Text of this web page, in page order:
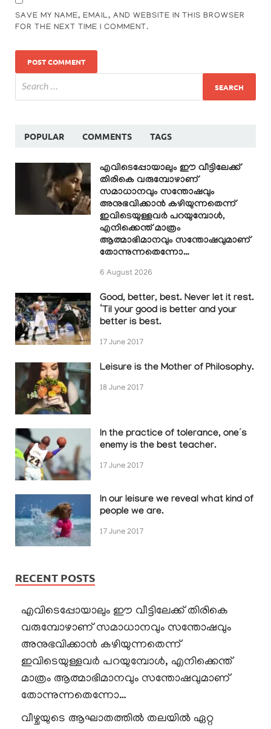
SAVE MY NAME, EMAIL, AND WEBSITE IN THIS BROWSER
FOR THE NEXT TIME I COMMENT.
POPULAR COMMENTS TAGS
എവിടെപ്പോയാലും ഈ വീട്ടിലേക്ക്
തിരികെ വരുമ്പോഴാണ്
സമാധാനവും സന്തോഷവും
അനുഭവിക്കാൻ കഴിയുന്നതെന്ന്
ഇവിടെയുള്ളവർ പറയുമ്പോൾ,
എനിക്കെന്ത് മാത്രം
ആത്മാഭിമാനവും സന്തോഷവുമാണ്
തോന്നുന്നതെന്നോ…
6 August 2026
Good, better, best. Never let it rest.
‘Til your good is better and your
better is best.
17 June 2017
Leisure is the Mother of Philosophy.
18 June 2017
In the practice of tolerance, one’s
enemy is the best teacher.
17 June 2017
In our leisure we reveal what kind of
people we are.
17 June 2017
RECENT POSTS
എവിടെപ്പോയാലും ഈ വീട്ടിലേക്ക് തിരികെ
വരുമ്പോഴാണ് സമാധാനവും സന്തോഷവും
അനുഭവിക്കാൻ കഴിയുന്നതെന്ന്
ഇവിടെയുള്ളവർ പറയുമ്പോൾ, എനിക്കെന്ത്
മാത്രം ആത്മാഭിമാനവും സന്തോഷവുമാണ്
തോന്നുന്നതെന്നോ…
വീഴ്ചയുടെ ആഘാതത്തിൽ തലയിൽ ഏറ്റ